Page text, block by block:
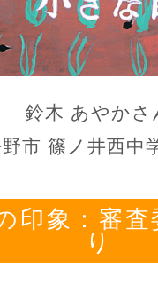
鈴木 あやかさ
市 篠ノ井西中
印象：審査
り